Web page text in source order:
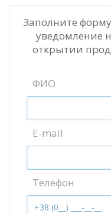
Заполните
уведомление
открытии
ФИО
E-mail
Телефон